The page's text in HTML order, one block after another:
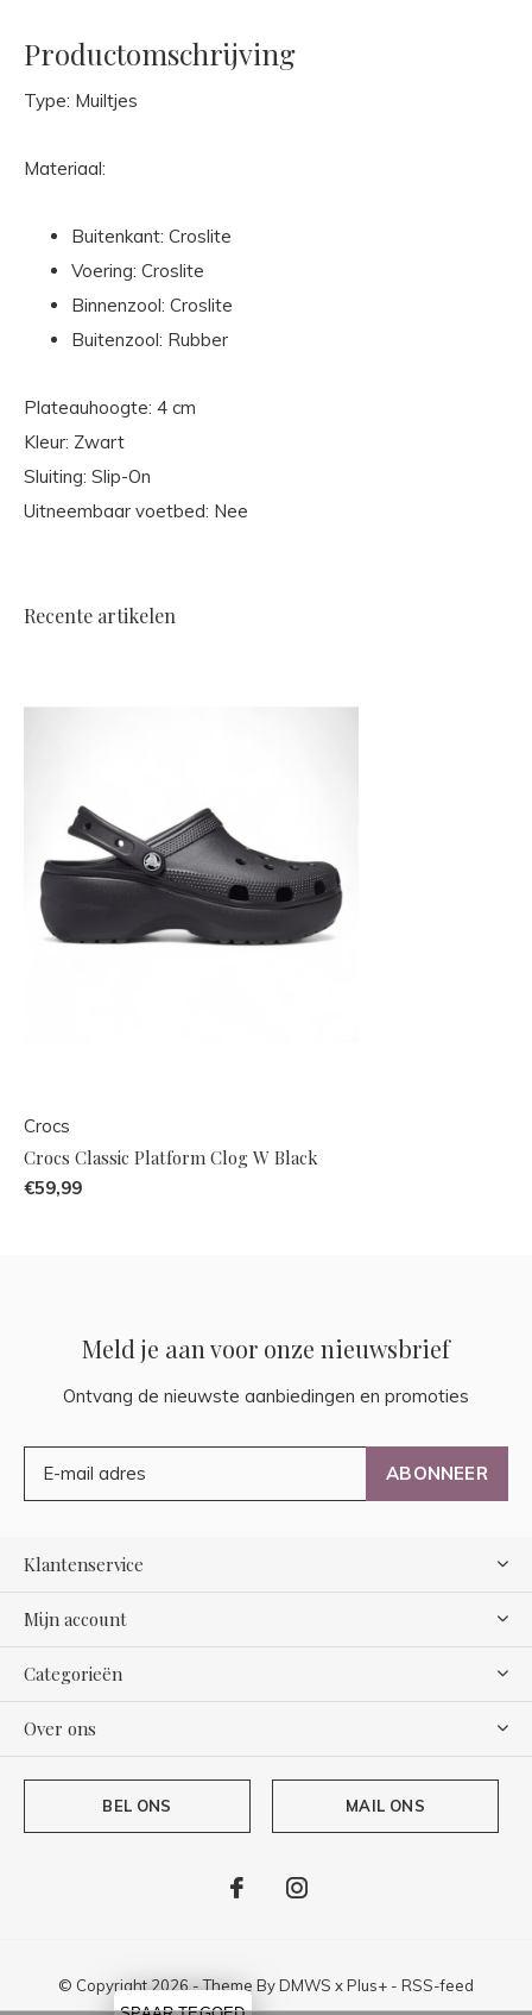
Productomschrijving
Type: Muiltjes
Materiaal:
Buitenkant: Croslite
Voering: Croslite
Binnenzool: Croslite
Buitenzool: Rubber
Plateauhoogte: 4 cm
Kleur: Zwart
Sluiting: Slip-On
Uitneembaar voetbed: Nee
Recente artikelen
Crocs
Crocs Classic Platform Clog W Black
€59,99
Meld je aan voor onze nieuwsbrief
Ontvang de nieuwste aanbiedingen en promoties
ABONNEER
Klantenservice
Mijn account
Categorieën
Over ons
BEL ONS MAIL ONS
© Copyright 2026 - Theme ByDMWS xPlus+ - RSS-feed